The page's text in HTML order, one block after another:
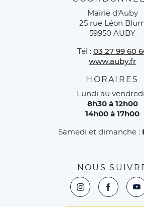
Mairie d'Auby
25 rue Léon
59950 AUBY
Tél : 03 27 99 60
www.auby.fr
HORAIRES
Lundi au
8h30 à 12h00
14h00 à 17h00
Samedi et dimanche :
NOUS
Instagram :Facebook